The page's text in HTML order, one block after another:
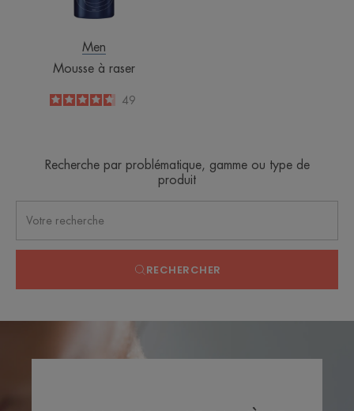
Men
Mousse à raser
4.7
/
5
49
Recherche par problématique, gamme ou type de
produit
RECHERCHER